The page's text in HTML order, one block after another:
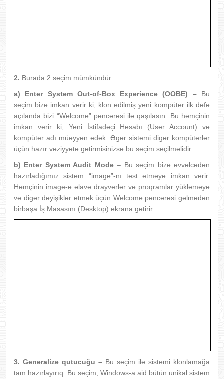
2. Burada 2 seçim mümkündür:
a)
Enter System Out-of-Box Experience (OOBE) –Bu
seçim bizə imkan verir ki, klon edilmiş yeni kompüter ilk dəfə
açılanda bizi “Welcome” pəncərəsi ilə qaşılasın. Bu həmçinin
imkan verir ki, Yeni İstifadəçi Hesabı (User Account) və
kompüter adı müəyyən edək. Əgər sistemi digər kompüterlər
üçün hazır vəziyyətə gətirmisinizsə bu seçim seçilməlidir.
b) Enter System Audit Mode– Bu seçim bizə əvvəlcədən
hazırladığımız sistem “image”-nı test etməyə imkan verir.
Həmçinin image-ə əlavə drayverlər və proqramlar yükləməyə
və digər dəyişiklər etmək üçün Welcome pəncərəsi gəlmədən
birbaşa İş Masasını (Desktop) ekrana gətirir.
3. Generalize qutucuğu – Bu seçim ilə sistemi klonlamağa
tam hazırlayırıq. Bu seçim, Windows-a aid bütün unikal sistem